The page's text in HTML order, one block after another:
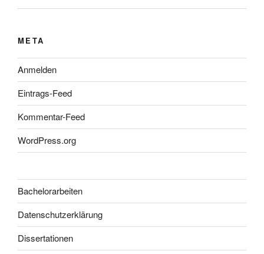
META
Anmelden
Eintrags-Feed
Kommentar-Feed
WordPress.org
Bachelorarbeiten
Datenschutzerklärung
Dissertationen